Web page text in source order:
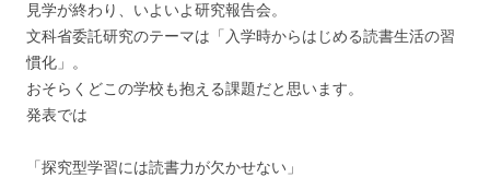
見学が終わり、いよいよ研究報告会。
文科省委託研究のテーマは「入学時からはじめる読書生活の習
慣化」。
おそらくどこの学校も抱える課題だと思います。
発表では
「探究型学習には読書力が欠かせない」